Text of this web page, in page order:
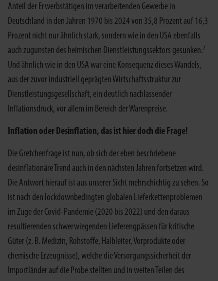
Anteil der Erwerbstätigen im verarbeitenden Gewerbe in
Deutschland in den Jahren 1970 bis 2024 von 35,8 Prozent auf 16,3
Prozent nicht nur ähnlich stark, sondern wie in den USA ebenfalls
auch zugunsten des heimischen Dienstleistungssektors gesunken.7
Und ähnlich wie in den USA war eine Konsequenz dieses Wandels,
aus der zuvor industriell geprägten Wirtschaftsstruktur zur
Dienstleistungsgesellschaft, ein deutlich nachlassender
Inflationsdruck, vor allem im Bereich der Warenpreise.
Inflation oder Desinflation, das ist hier doch die Frage!
Die Gretchenfrage ist nun, ob sich der eben beschriebene
desinflationäre Trend auch in den nächsten Jahren fortsetzen wird.
Die Antwort hierauf ist aus unserer Sicht mehrschichtig zu sehen. So
ist nach den lockdownbedingten globalen Lieferkettenproblemen
im Zuge der Covid-Pandemie (2020 bis 2022) und den daraus
resultierenden schwerwiegenden Lieferengpässen für kritische
Güter (z. B. Medizin, Rohstoffe, Halbleiter, Vorprodukte oder
chemische Erzeugnisse), welche die Versorgungssicherheit der
Importländer auf die Probe stellten und in weiten Teilen des